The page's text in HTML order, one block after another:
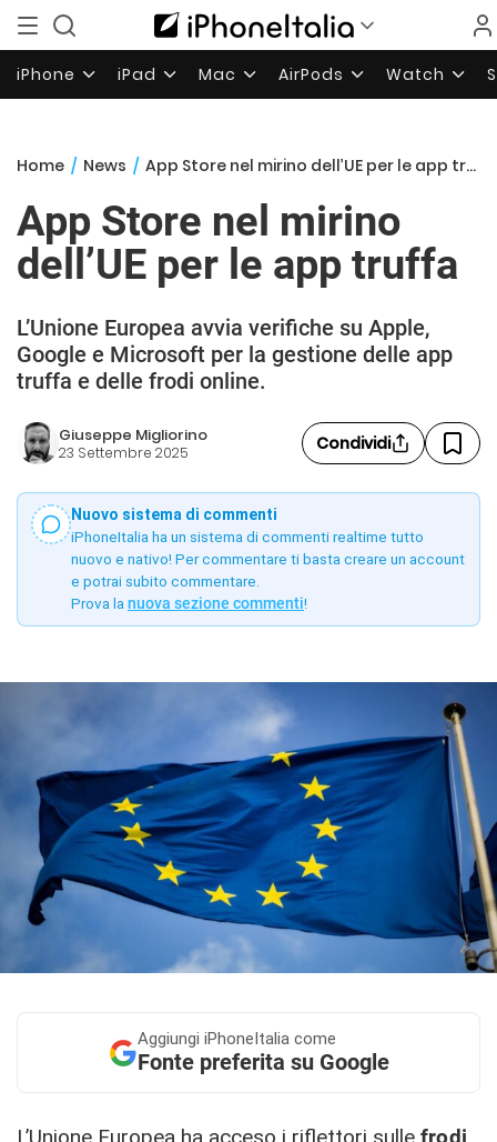
iPhone iPad Mac AirPods Watch
Home / News / App Store nel mirino dell’UE per le app truffa
App Store nel mirino
dell’UE per le app truffa
L’Unione Europea avvia verifiche su Apple,
Google e Microsoft per la gestione delle app
truffa e delle frodi online.
Giuseppe Migliorino
23 Settembre 2025 Condividi
Nuovo sistema di commenti
iPhoneItalia ha un sistema di commenti realtime tutto
nuovo e nativo! Per commentare ti basta creare un account
e potrai subito commentare.
Prova la nuova sezione commenti!
Aggiungi iPhoneItalia come
Fonte preferita su Google